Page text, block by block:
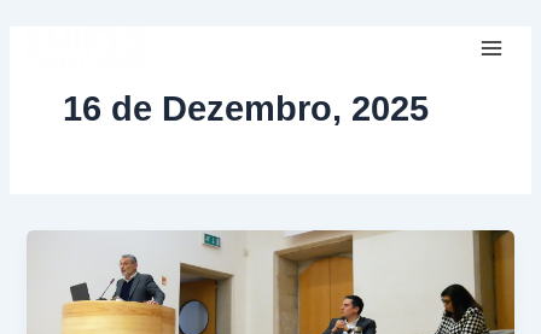
16 de Dezembro, 2025